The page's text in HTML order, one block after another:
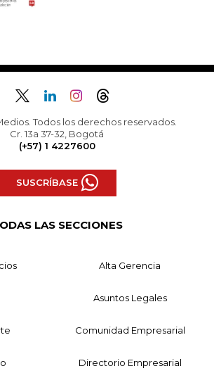
Todos los derechos reservados.
Cr. 13a 37-32, Bogotá
(+57) 1 4227600
SUSCRÍBASE
LAS SECCIONES
Alta Gerencia
Asuntos Legales
Comunidad Empresarial
Directorio Empresarial